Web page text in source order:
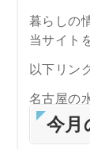
暮らしの
当サイト
以下リン
名古屋の
修理やつ
今月